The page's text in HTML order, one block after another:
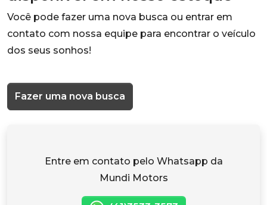
Você pode fazer uma nova busca ou entrar em
contato com nossa equipe para encontrar o veículo
dos seus sonhos!
Fazer uma nova busca
Entre em contato pelo Whatsapp da
Mundi Motors